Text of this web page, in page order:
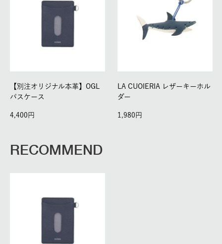
【別注オリジナル本革】OGL
パスケース
4,400
LA CUOIERIA レザーキーホル
ダー
1,980
RECOMMEND